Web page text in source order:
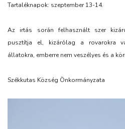
Tartaléknapok: szeptember 13-14.
Az irtás során felhasznált szer
pusztítja el, kizárólag a rovarokra
állatokra, emberre nem veszélyes és a
Székkutas Község Önkormányzata